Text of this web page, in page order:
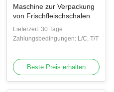
Maschine zur Verpackung
von Frischfleischschalen
Lieferzeit: 30 Tage
Zahlungsbedingungen: L/C, T/T
Beste Preis erhalten